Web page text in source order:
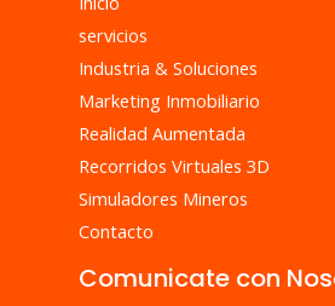
servicios
Industria & Soluciones
Marketing Inmobiliario
Realidad Aumentada
Recorridos Virtuales 3D
Simuladores Mineros
Contacto
Comunicate con